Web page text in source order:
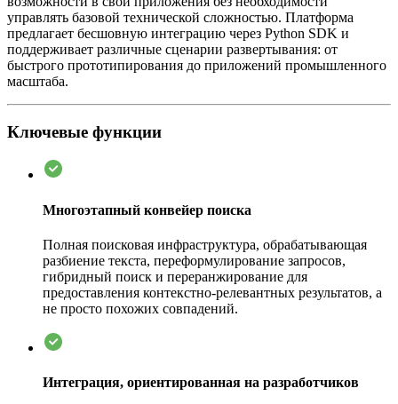
управлять базовой технической сложностью. Платформа
предлагает бесшовную интеграцию через Python SDK и
поддерживает различные сценарии развертывания: от
быстрого прототипирования до приложений промышленного
масштаба.
Ключевые функции
Многоэтапный конвейер поиска
Полная поисковая инфраструктура, обрабатывающая
разбиение текста, переформулирование запросов,
гибридный поиск и переранжирование для
предоставления контекстно-релевантных результатов, а
не просто похожих совпадений.
Интеграция, ориентированная на разработчиков